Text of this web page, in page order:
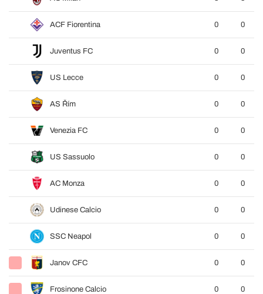
ACF Fiorentina 0 0
Juventus FC 0 0
US Lecce 0 0
AS Řím 0 0
Venezia FC 0 0
US Sassuolo 0 0
AC Monza 0 0
Udinese Calcio 0 0
SSC Neapol 0 0
Janov CFC 0 0
Frosinone Calcio 0 0